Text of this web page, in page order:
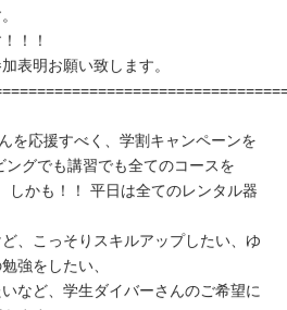
！！
表明お願い致します。
を応援すべく、学割キャンペーンを
グでも講習でも全てのコースを
しかも！！ 平日は全てのレンタル器
、こっそりスキルアップしたい、ゆ
強をしたい、
など、学生ダイバーさんのご希望に